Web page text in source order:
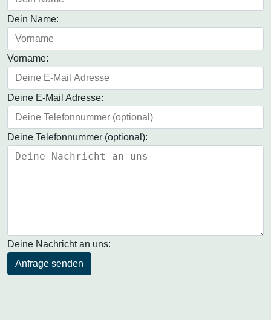
Dein Name:
Vorname:
Deine E-Mail Adresse:
Deine Telefonnummer (optional):
Deine Nachricht an uns:
Anfrage senden